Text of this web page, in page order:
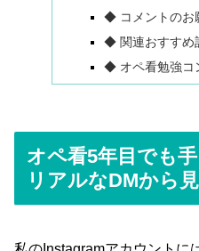
◆ コメントのお
◆ 関連おすすめ
◆ オペ看勉強コ
オペ看5年目でも
リアルなDMから